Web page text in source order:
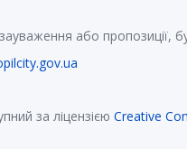
або пропозиції,
за ліцензією Creative